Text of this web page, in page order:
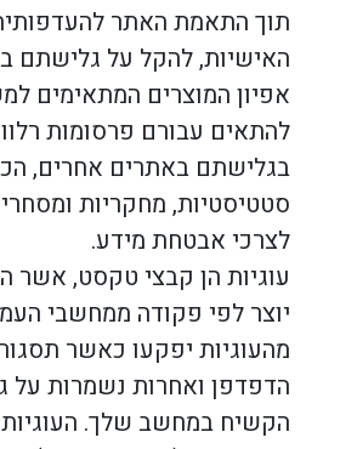
תוך התאמת האתר
האישיות, להקל על גלישתם
אפיון המוצרים המתאימים
להתאים עבורם פרסומות
בגלישתם באתרים אחרים,
סטטיסטיות, מחקריות
לצרכי אבטחת מידע.
עוגיות הן קבצי טקסט, אשר
יוצר לפי פקודה ממחשבי
מהעוגיות יפקעו כאשר
הדפדפן ואחרות נשמרות על
הקשיח במחשב שלך.